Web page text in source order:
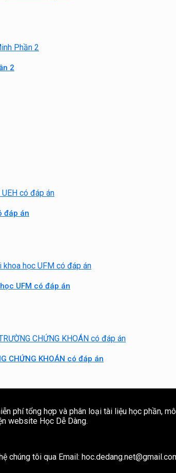
2
đáp án
UFM có đáp án
CHỨNG KHOÁN có đáp án
phí tổng hợp và phân loại tài liệu học phần,
website Học Dễ Dàng.
chúng tôi qua Email: